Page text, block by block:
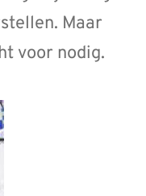
Maar
voor nodig.